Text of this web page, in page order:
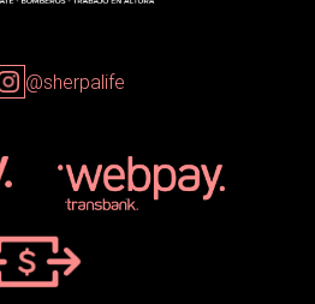
@sherpalife